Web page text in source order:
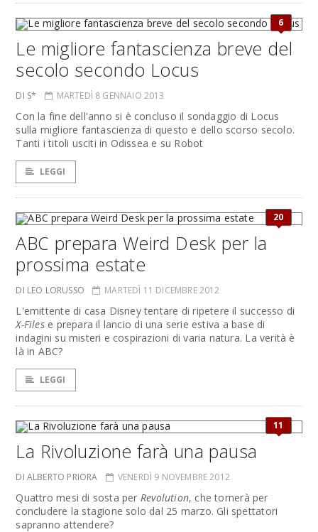
6
Le migliore fantascienza breve del
secolo secondo Locus
DI S* MARTEDÌ 8 GENNAIO 2013
Con la fine dell'anno si è concluso il sondaggio di Locus
sulla migliore fantascienza di questo e dello scorso secolo.
Tanti i titoli usciti in Odissea e su Robot
LEGGI
20
ABC prepara Weird Desk per la
prossima estate
DI LEO LORUSSO MARTEDÌ 11 DICEMBRE 2012
L'emittente di casa Disney tentare di ripetere il successo di
X-Filese prepara il lancio di una serie estiva a base di
indagini su misteri e cospirazioni di varia natura. La verità è
là in ABC?
LEGGI
11
La Rivoluzione farà una pausa
DI ALBERTO PRIORA VENERDÌ 9 NOVEMBRE 2012
Quattro mesi di sosta per Revolution, che tornerà per
concludere la stagione solo dal 25 marzo. Gli spettatori
sapranno attendere?